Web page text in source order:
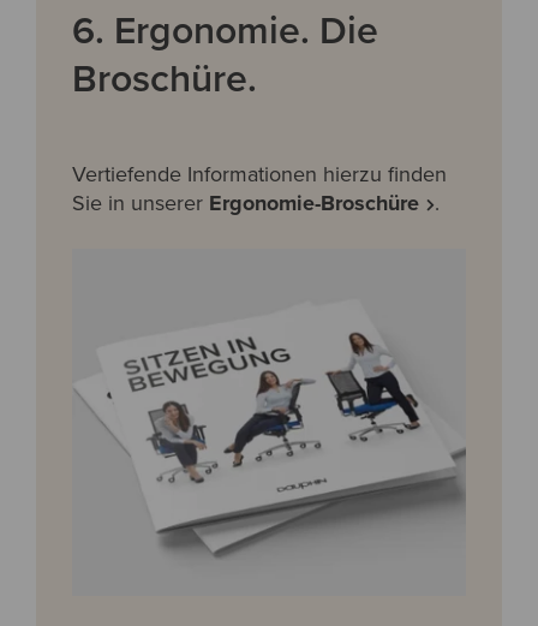
6. Ergonomie. Die
Broschüre.
Vertiefende Informationen hierzu finden
Sie in unserer Ergonomie-Broschüre .